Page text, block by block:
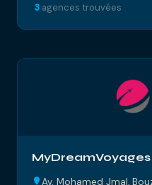
3 agences trouvées
MyDreamVoyages
Av. Mohamed Jmal,